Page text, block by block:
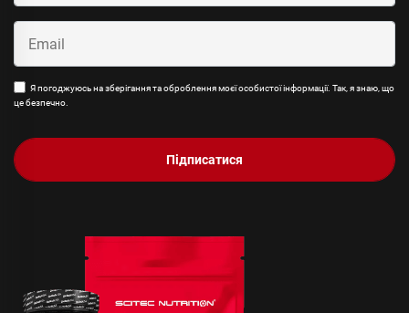
Я погоджуюсь на зберігання та оброблення моєї особистої інформації. Так, я знаю, що
це безпечно.
Підписатися